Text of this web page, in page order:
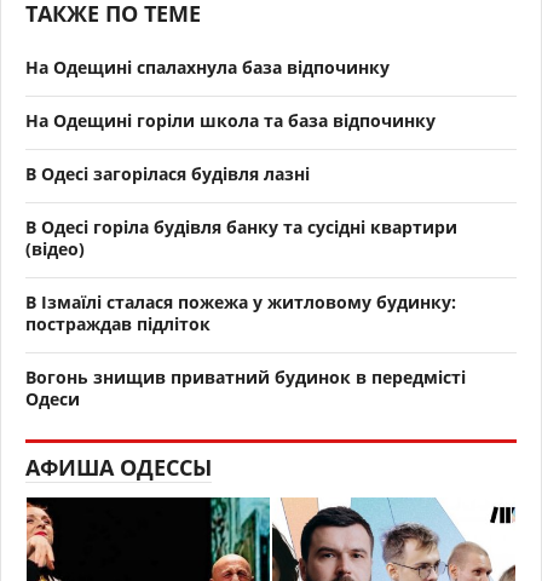
ТАКЖЕ ПО ТЕМЕ
На Одещині спалахнула база відпочинку
На Одещині горіли школа та база відпочинку
В Одесі загорілася будівля лазні
В Одесі горіла будівля банку та сусідні квартири
(відео)
В Ізмаїлі сталася пожежа у житловому будинку:
постраждав підліток
Вогонь знищив приватний будинок в передмісті
Одеси
АФИША ОДЕССЫ